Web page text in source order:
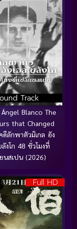
Track
Blanco The
that Changed
ดีลักพาตัวมิเกล อัง
งโก 48 ชั่วโมงที่
นสเปน (2026)
Full HD